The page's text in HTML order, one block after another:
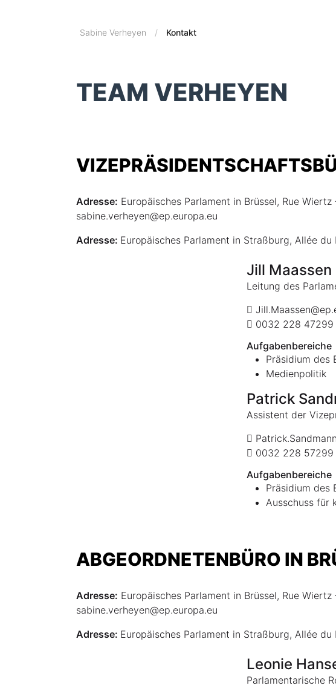
Sabine Verheyen Kontakt
TEAM VERHEYEN
Adresse: Europäisches Parlament in Brüssel, Rue
sabine.verheyen@ep.europa.eu
Adresse: Europäisches Parlament in Straßburg, Allée
Jill Maassen
Leitung des
0032 228 47299
Aufgabenbereiche
Präsidium des
Medienpolitik
Patrick
Assistent der
0032 228 57299
Aufgabenbereiche
Präsidium des
Ausschuss für
ABGEORDNETENBÜRO IN
Adresse: Europäisches Parlament in Brüssel, Rue
sabine.verheyen@ep.europa.eu
Adresse: Europäisches Parlament in Straßburg, Allée
Leonie
Parlamentarische